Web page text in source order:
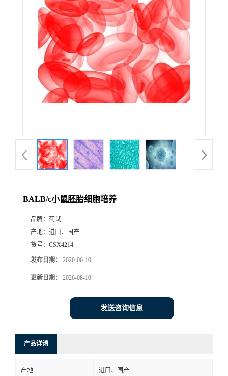
BALB/c小鼠胚胎细胞培养
品牌： 莼试
产地： 进口、国产
货号： CSX4214
发布日期： 2020-06-10
更新日期： 2026-08-10
发送咨询信息
产品详请
产地 进口、国产